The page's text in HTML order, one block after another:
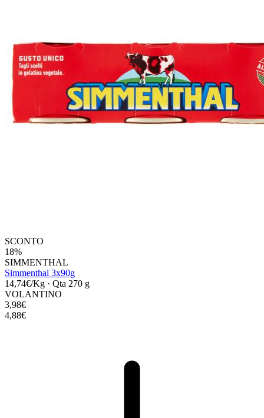
SCONTO
18%
SIMMENTHAL
Simmenthal 3x90g
14,74€/Kg · Qta 270 g
VOLANTINO
3,98€
4,88€